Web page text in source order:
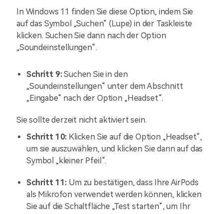
In Windows 11 finden Sie diese Option, indem Sie
auf das Symbol „Suchen“ (Lupe) in der Taskleiste
klicken. Suchen Sie dann nach der Option
„Soundeinstellungen“.
Schritt 9:Suchen Sie in den
„Soundeinstellungen“ unter dem Abschnitt
„Eingabe“ nach der Option „Headset“.
Sie sollte derzeit nicht aktiviert sein.
Schritt 10: Klicken Sie auf die Option „Headset“,
um sie auszuwählen, und klicken Sie dann auf das
Symbol „kleiner Pfeil“.
Schritt 11: Um zu bestätigen, dass Ihre AirPods
als Mikrofon verwendet werden können, klicken
Sie auf die Schaltfläche „Test starten“, um Ihr